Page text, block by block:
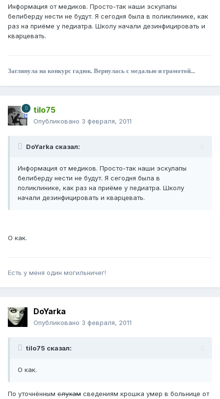
Информация от медиков. Просто-так наши эскулапы
белиберду нести не будут. Я сегодня была в поликлинике, как
раз на приёме у педиатра. Школу начали дезинфицировать и
кварцевать.
Заглянула на конкурс гадюк. Вернулась с медалью и грамотой...
tilo75
Опубликовано 3 февраля, 2011
DoYarka сказал:
Информация от медиков. Просто-так наши эскулапы
белиберду нести не будут. Я сегодня была в
поликлинике, как раз на приёме у педиатра. Школу
начали дезинфицировать и кварцевать.
О как.
Есть у меня один могильничег!
DoYarka
Опубликовано 3 февраля, 2011
tilo75 сказал:
О как.
По уточнённым слухам сведениям крошка умер в больнице от